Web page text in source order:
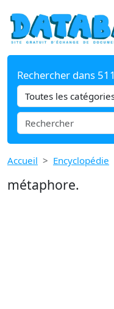
Rechercher dans
Accueil Encyclopédie
métaphore.